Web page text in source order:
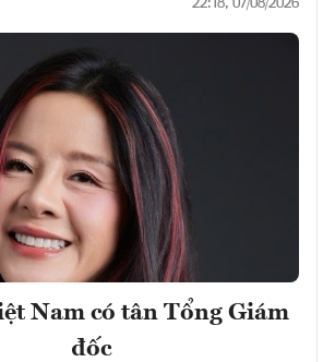
22:18, 07/08/2026
Nam có tân Tổng Giám
đốc